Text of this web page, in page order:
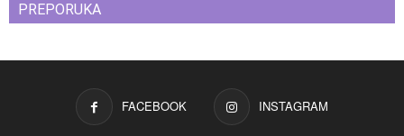
PREPORUKA
FACEBOOK INSTAGRAM